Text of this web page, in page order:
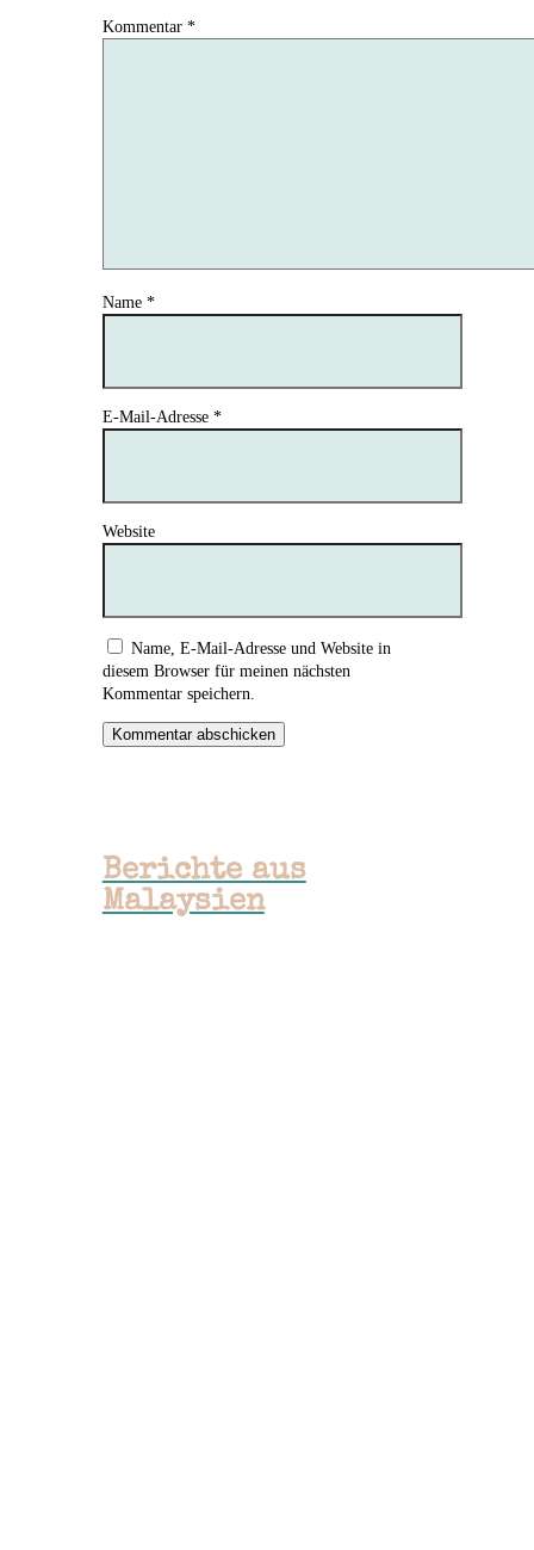
Kommentar *
Name *
E-Mail-Adresse *
Website
Name, E-Mail-Adresse und Website in
diesem Browser für meinen nächsten
Kommentar speichern.
Kommentar abschicken
Berichte aus
Malaysien